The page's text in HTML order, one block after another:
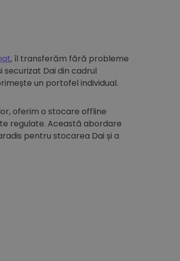
, îl transferăm fără probleme
Dai din cadrul
un portofel individual.
oferim o stocare offline
regulate. Această abordare
pentru stocarea Dai și a